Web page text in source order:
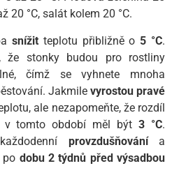
20 °C, salát kolem 20 °C.
snížit teplotu přibližně o 5 °C.
že stonky budou pro rostliny
čímž se vyhnete mnoha
Jakmile vyrostou pravé
ale nezapomeňte, že rozdíl
tomto období měl být3 °C.
provzdušňovánía
dobu 2 týdnů před výsadbou